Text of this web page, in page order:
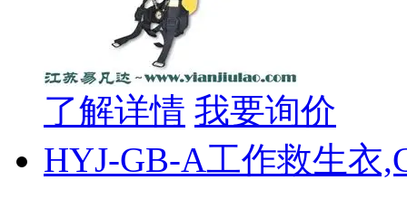
了解详情 我要询价
HYJ-GB-A工作救生衣